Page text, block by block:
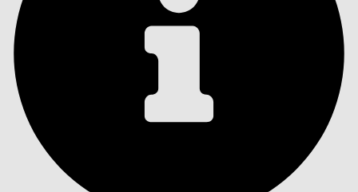
Índice de materias
ÍNDICE DE MATERIAS
Buscar